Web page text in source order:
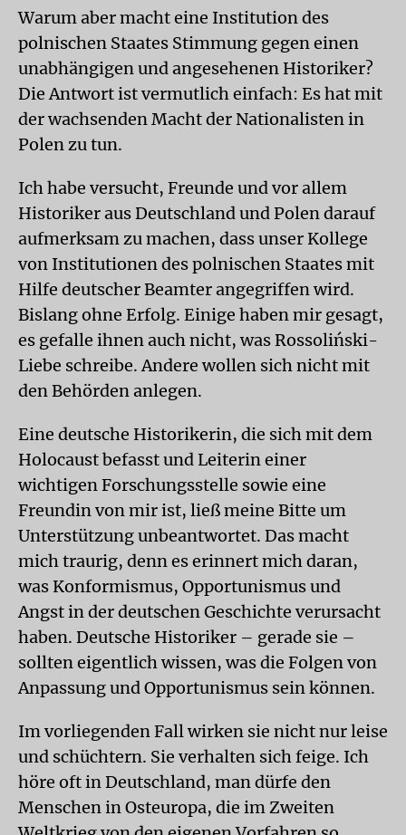
Warum aber macht eine Institution des
polnischen Staates Stimmung gegen einen
unabhängigen und angesehenen Historiker?
Die Antwort ist vermutlich einfach: Es hat mit
der wachsenden Macht der Nationalisten in
Polen zu tun.
Ich habe versucht, Freunde und vor allem
Historiker aus Deutschland und Polen darauf
aufmerksam zu machen, dass unser Kollege
von Institutionen des polnischen Staates mit
Hilfe deutscher Beamter angegriffen wird.
Bislang ohne Erfolg. Einige haben mir gesagt,
es gefalle ihnen auch nicht, was Rossoliński-
Liebe schreibe. Andere wollen sich nicht mit
den Behörden anlegen.
Eine deutsche Historikerin, die sich mit dem
Holocaust befasst und Leiterin einer
wichtigen Forschungsstelle sowie eine
Freundin von mir ist, ließ meine Bitte um
Unterstützung unbeantwortet. Das macht
mich traurig, denn es erinnert mich daran,
was Konformismus, Opportunismus und
Angst in der deutschen Geschichte verursacht
haben. Deutsche Historiker – gerade sie –
sollten eigentlich wissen, was die Folgen von
Anpassung und Opportunismus sein können.
Im vorliegenden Fall wirken sie nicht nur leise
und schüchtern. Sie verhalten sich feige. Ich
höre oft in Deutschland, man dürfe den
Menschen in Osteuropa, die im Zweiten